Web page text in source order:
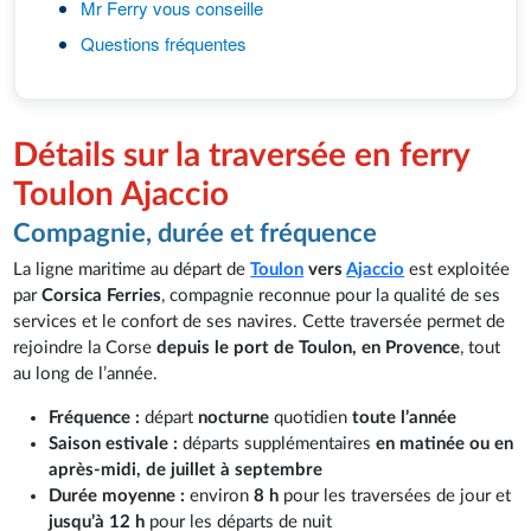
Mr Ferry vous conseille
Questions fréquentes
Détails sur la traversée en ferry
Toulon Ajaccio
Compagnie, durée et fréquence
La ligne maritime au départ deToulon versAjaccio est exploitée
parCorsica Ferries, compagnie reconnue pour la qualité de ses
services et le confort de ses navires. Cette traversée permet de
rejoindre la Corsedepuis le port de Toulon, en Provence, tout
au long de l’année.
Fréquence : départ nocturne quotidientoute l’année
Saison estivale : départs supplémentairesen matinée ou en
après-midi, de juillet à septembre
Durée moyenne : environ8 h pour les traversées de jour et
jusqu’à 12 h pour les départs de nuit